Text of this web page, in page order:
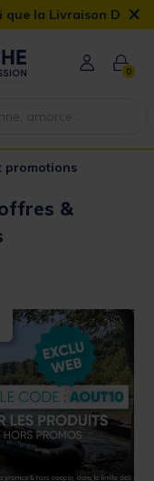
Domicile offerte dès×
0
promotions
&